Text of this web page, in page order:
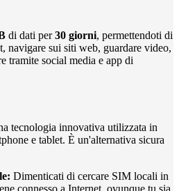
di dati per30 giorni, permettendoti di
navigare sui siti web, guardare video,
tramite social media e app di
tecnologia innovativa utilizzata in
e tablet. È un'alternativa sicura
Dimenticati di cercare SIM locali in
connesso a Internet, ovunque tu sia